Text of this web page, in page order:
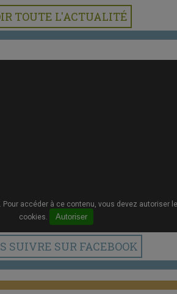
TOUTE L'ACTUALITÉ
accéder à ce contenu, vous devez autoriser
cookies.
Autoriser
SUIVRE SUR FACEBOOK